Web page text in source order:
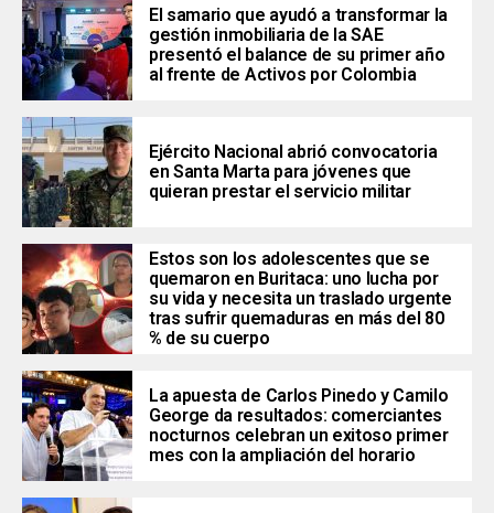
El samario que ayudó a transformar la
gestión inmobiliaria de la SAE
presentó el balance de su primer año
al frente de Activos por Colombia
Ejército Nacional abrió convocatoria
en Santa Marta para jóvenes que
quieran prestar el servicio militar
Estos son los adolescentes que se
quemaron en Buritaca: uno lucha por
su vida y necesita un traslado urgente
tras sufrir quemaduras en más del 80
% de su cuerpo
La apuesta de Carlos Pinedo y Camilo
George da resultados: comerciantes
nocturnos celebran un exitoso primer
mes con la ampliación del horario